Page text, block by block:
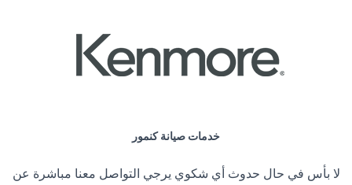
خدمات صيانة كنمور
لا بأس في حال حدوث أي شكوي يرجي التواصل معنا مباشرة عن